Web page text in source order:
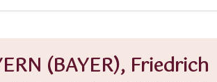
(BAYER), Friedrich